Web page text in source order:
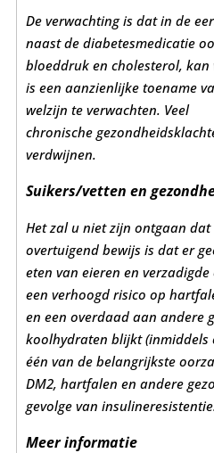
De verwachting is dat in de
naast de diabetesmedicatie
bloeddruk en cholesterol,
is een aanzienlijke toename
welzijn te verwachten. Veel
chronische
verdwijnen.
Suikers/vetten en
Het zal u niet zijn ontgaan
overtuigend bewijs is dat er
eten van eieren en
een verhoogd risico op
en een overdaad aan andere
koolhydraten blijkt (inmiddels
één van de belangrijkste
DM2, hartfalen en andere
gevolge van
Meer informatie